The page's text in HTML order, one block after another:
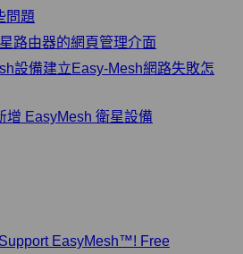
問題
路由器的網頁管理介面
設備建立Easy-Mesh網路失敗怎
增 EasyMesh 衛星設備
EasyMesh™! Free